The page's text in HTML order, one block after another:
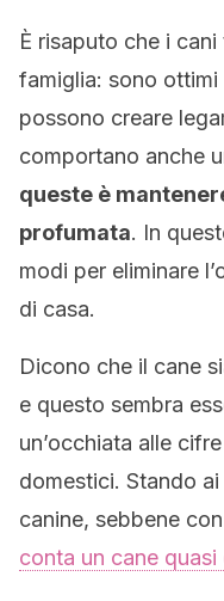
È risaputo che i
famiglia: sono
possono creare
comportano anche
queste è
profumata. In
modi per eliminare
di casa.
Dicono che il cane
e questo sembra
un’occhiata alle
domestici. Stando
canine, sebbene
conta un cane